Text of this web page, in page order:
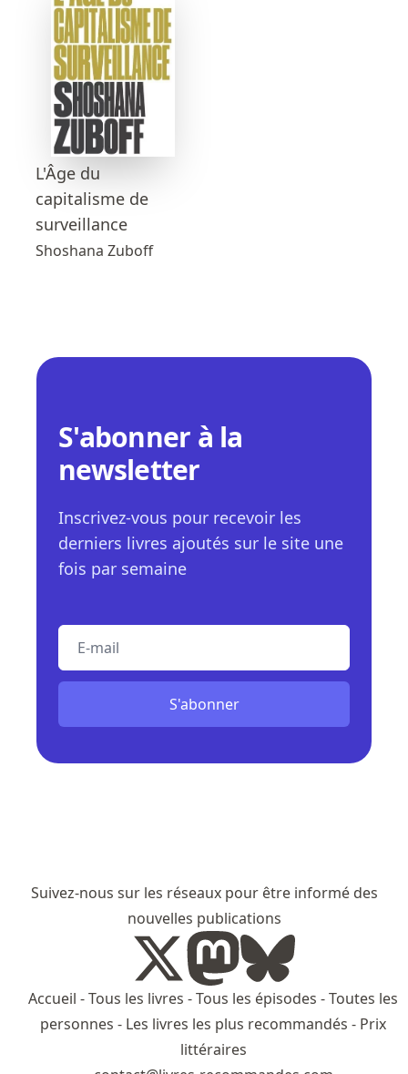
L'Âge du
capitalisme de
surveillance
Shoshana Zuboff
S'abonner à la
newsletter
Inscrivez-vous pour recevoir les
derniers livres ajoutés sur le site une
fois par semaine
S'abonner
Suivez-nous sur les réseaux pour être informé des
nouvelles publications
Accueil -Tous les livres -Tous les épisodes -Toutes les
personnes - Les livres les plus recommandés - Prix
littéraires